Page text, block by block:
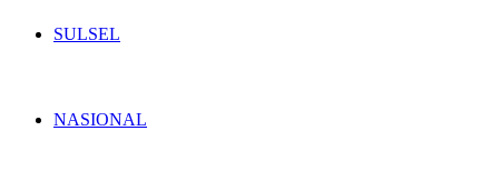
SULSEL
NASIONAL